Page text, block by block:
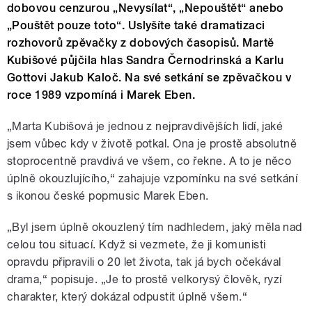
dobovou cenzurou „Nevysílat“, „Nepouštět“ anebo
„Pouštět pouze toto“. Uslyšíte také dramatizaci
rozhovorů zpěvačky z dobových časopisů. Martě
Kubišové půjčila hlas Sandra Černodrinská a Karlu
Gottovi Jakub Kaloč. Na své setkání se zpěvačkou v
roce 1989 vzpomíná i Marek Eben.
„Marta Kubišová je jednou z nejpravdivějších lidí, jaké
jsem vůbec kdy v životě potkal. Ona je prostě absolutně
stoprocentně pravdivá ve všem, co řekne. A to je něco
úplně okouzlujícího,“ zahajuje vzpomínku na své setkání
s ikonou české popmusic Marek Eben.
„Byl jsem úplně okouzlený tím nadhledem, jaký měla nad
celou tou situací. Když si vezmete, že ji komunisti
opravdu připravili o 20 let života, tak já bych očekával
drama,“ popisuje. „Je to prostě velkorysý člověk, ryzí
charakter, který dokázal odpustit úplně všem.“